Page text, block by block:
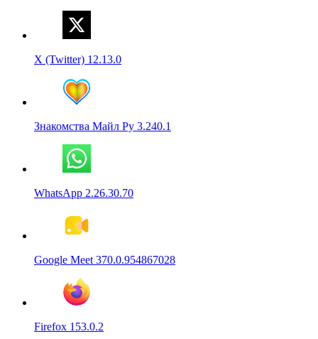
X (Twitter) 12.13.0
Знакомства Майл Ру 3.240.1
WhatsApp 2.26.30.70
Google Meet 370.0.954867028
Firefox 153.0.2